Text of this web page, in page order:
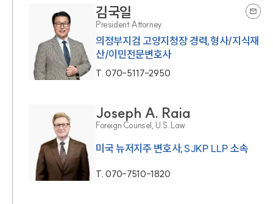
김국일
President Attorney
의정부지검 고양지청장 경력,형사/지식재
산/이민전문변호사
T.070-5117-2950
Joseph A. Raia
Foreign Counsel, U.S. Law
미국 뉴저지주 변호사,SJKP LLP 소속
T.070-7510-1820